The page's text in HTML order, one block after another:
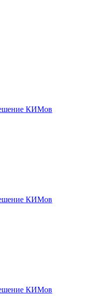
КИМов
КИМов
КИМов